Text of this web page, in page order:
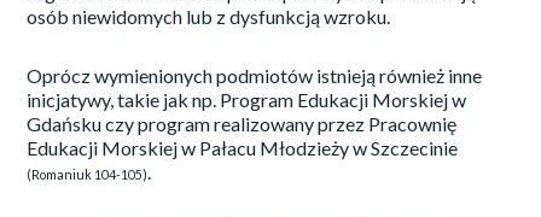
osób niewidomych lub z dysfunkcją wzroku.
Oprócz wymienionych podmiotów istnieją również inne
inicjatywy, takie jak np. Program Edukacji Morskiej w
Gdańsku czy program realizowany przez Pracownię
Edukacji Morskiej w Pałacu Młodzieży w Szczecinie
(Romaniuk 104-105).